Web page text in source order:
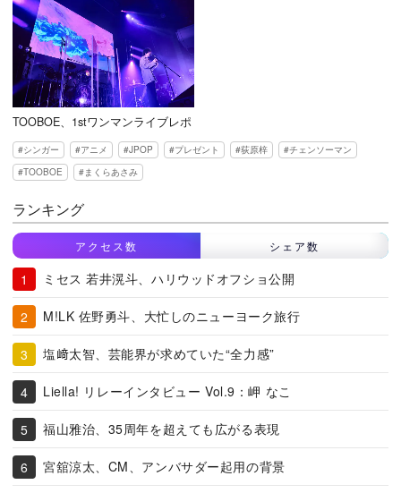
TOOBOE、1stワンマンライブレポ
シンガー アニメ JPOP プレゼント 荻原梓
チェンソーマン
TOOBOE
まくらあさみ
ランキング
アクセス数 シェア数
ミセス 若井滉斗、ハリウッドオフショ公開
M!LK 佐野勇斗、大忙しのニューヨーク旅行
塩﨑太智、芸能界が求めていた“全力感”
Liella! リレーインタビュー Vol.9：岬 なこ
福山雅治、35周年を超えても広がる表現
宮舘涼太、CM、アンバサダー起用の背景